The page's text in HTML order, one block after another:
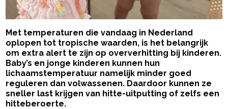
Met temperaturen die vandaag in Nederland
oplopen tot tropische waarden, is het belangrijk
om extra alert te zijn op oververhitting bij kinderen.
Baby’s en jonge kinderen kunnen hun
lichaamstemperatuur namelijk minder goed
reguleren dan volwassenen. Daardoor kunnen ze
sneller last krijgen van hitte-uitputting of zelfs een
hitteberoerte.